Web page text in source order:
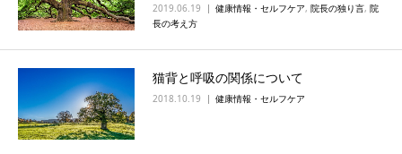
2019.06.19 健康情報・セルフケア, 院長の独り言, 院
長の考え方
猫背と呼吸の関係について
2018.10.19 健康情報・セルフケア